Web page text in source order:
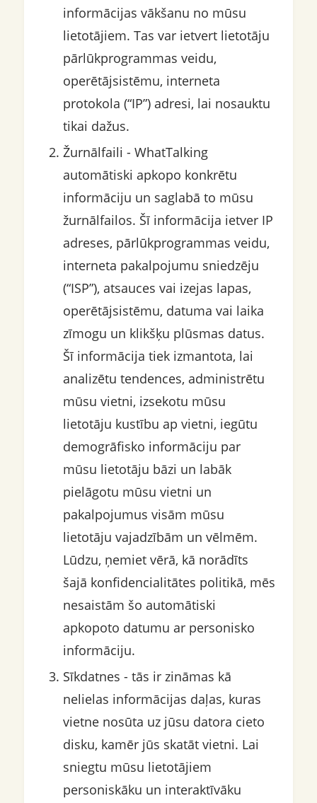
informācijas vākšanu no mūsu
lietotājiem. Tas var ietvert lietotāju
pārlūkprogrammas veidu,
operētājsistēmu, interneta
protokola (“IP”) adresi, lai nosauktu
tikai dažus.
Žurnālfaili - WhatTalking
automātiski apkopo konkrētu
informāciju un saglabā to mūsu
žurnālfailos. Šī informācija ietver IP
adreses, pārlūkprogrammas veidu,
interneta pakalpojumu sniedzēju
(“ISP”), atsauces vai izejas lapas,
operētājsistēmu, datuma vai laika
zīmogu un klikšķu plūsmas datus.
Šī informācija tiek izmantota, lai
analizētu tendences, administrētu
mūsu vietni, izsekotu mūsu
lietotāju kustību ap vietni, iegūtu
demogrāfisko informāciju par
mūsu lietotāju bāzi un labāk
pielāgotu mūsu vietni un
pakalpojumus visām mūsu
lietotāju vajadzībām un vēlmēm.
Lūdzu, ņemiet vērā, kā norādīts
šajā konfidencialitātes politikā, mēs
nesaistām šo automātiski
apkopoto datumu ar personisko
informāciju.
Sīkdatnes - tās ir zināmas kā
nelielas informācijas daļas, kuras
vietne nosūta uz jūsu datora cieto
disku, kamēr jūs skatāt vietni. Lai
sniegtu mūsu lietotājiem
personiskāku un interaktīvāku